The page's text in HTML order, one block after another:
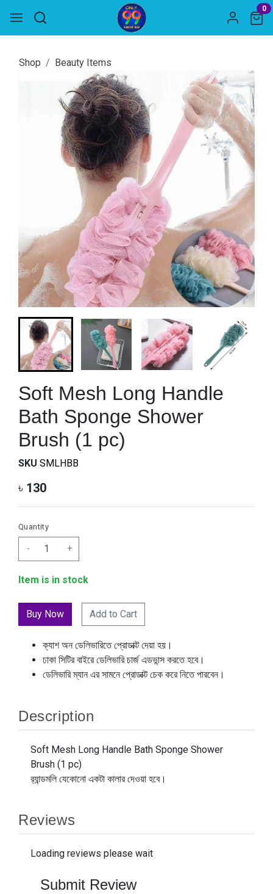
0
Shop Beauty Items
Soft Mesh Long Handle
Bath Sponge Shower
Brush (1 pc)
SKU SMLHBB
৳ 130
Quantity
- +
Item is in stock
Add to Cart
ক্যাশ অন ডেলিভারিতে প্রোডাক্ট দেয়া হয়।
ঢাকা সিটির বাইরে ডেলিভারি চার্জ এডভান্স করতে হবে।
ডেলিভারি ম্যান এর সামনে প্রোডাক্ট চেক করে নিতে পারবেন।
Description
Soft Mesh Long Handle Bath Sponge Shower
Brush (1 pc)
র‍্যান্ডমলি যেকোনো একটা কালার দেওয়া হবে।
Reviews
Loading reviews please wait
Submit Review